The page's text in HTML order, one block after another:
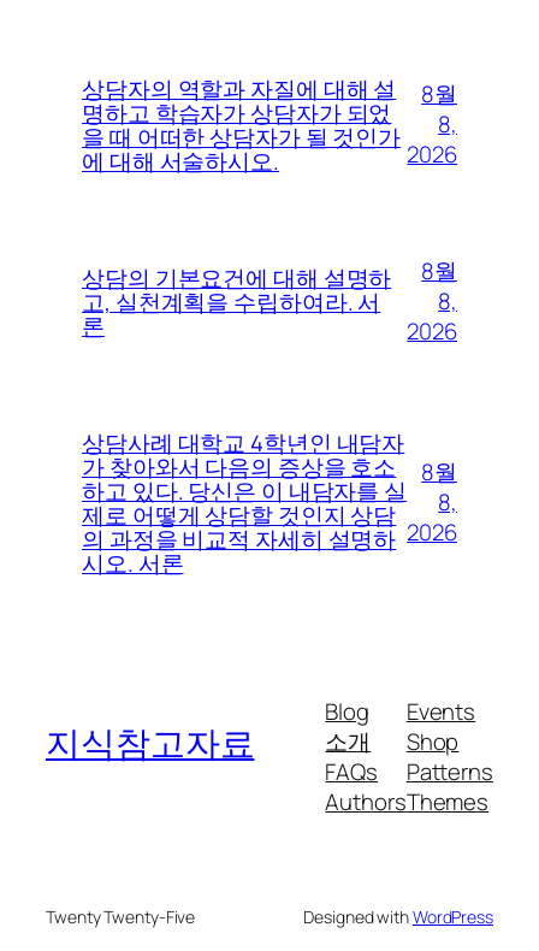
상담자의 역할과 자질에 대해 설
명하고 학습자가 상담자가 되었
을 때 어떠한 상담자가 될 것인가
에 대해 서술하시오.
8월
8,
2026
상담의 기본요건에 대해 설명하
고, 실천계획을 수립하여라. 서
론
8월
8,
2026
상담사례 대학교 4학년인 내담자
가 찾아와서 다음의 증상을 호소
하고 있다. 당신은 이 내담자를 실
제로 어떻게 상담할 것인지 상담
의 과정을 비교적 자세히 설명하
시오. 서론
8월
8,
2026
지식참고자료
Blog
소개
FAQs
Authors
Events
Shop
Patterns
Themes
Twenty Twenty-Five Designed withWordPress